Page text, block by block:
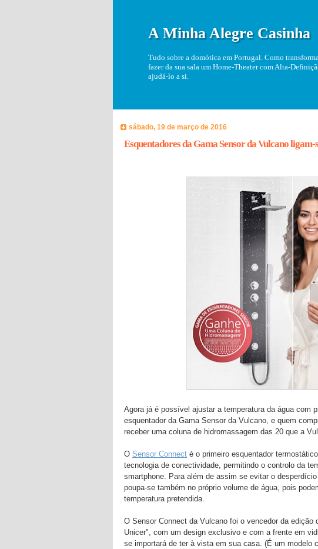
A Minha Alegre Casinha
Tudo sobre a domótica em Portugal. Como
fazer da sua sala um Home-Theater com Alta-
ajudá-lo a si.
sábado, 19 de março de 2016
Esquentadores da Gama Sensor da Vulcano ligam-
Agora já é possível ajustar a temperatura da água com
esquentador da Gama Sensor da Vulcano, e quem
receber uma coluna de hidromassagem das 20 que a
O Sensor Connect é o primeiro esquentador
tecnologia de conectividade, permitindo o controlo da
smartphone. Para além de assim se evitar o
poupa-se também no próprio volume de água, pois
temperatura pretendida.
O Sensor Connect da Vulcano foi o vencedor da
Unicer", com um design exclusivo e com a frente em
se importará de ter à vista em sua casa. (É um modelo